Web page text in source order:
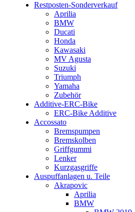
Restposten-Sonderverkauf
Aprilia
BMW
Ducati
Honda
Kawasaki
MV Agusta
Suzuki
Triumph
Yamaha
Zubehör
Additive-ERC-Bike
ERC-Bike Additive
Accossato
Bremspumpen
Bremskolben
Griffgummi
Lenker
Kurzgasgriffe
Auspuffanlagen u. Teile
Akrapovic
Aprilia
BMW